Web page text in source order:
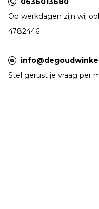
Op werkdagen zijn wij
4782446
Stel gerust je vraag per